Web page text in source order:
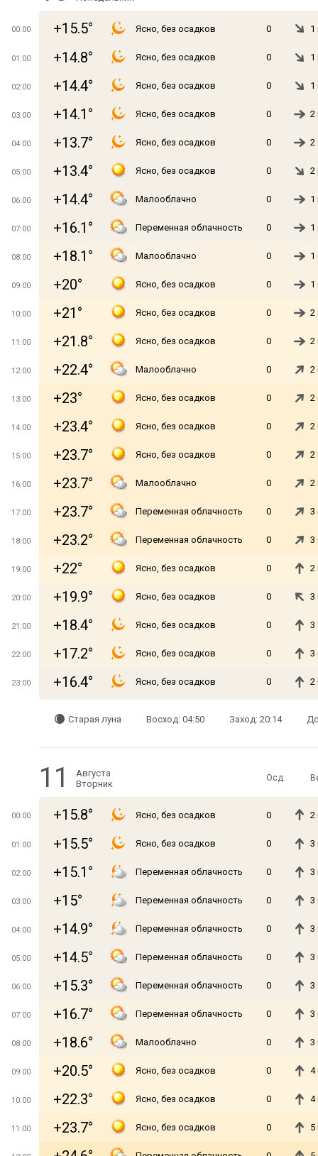
00:00 +15.5° Ясно, без осадков 0 1
01:00 +14.8° Ясно, без осадков 0 1
02:00 +14.4° Ясно, без осадков 0 1
03:00 +14.1° Ясно, без осадков 0 2
04:00 +13.7° Ясно, без осадков 0 2
05:00 +13.4° Ясно, без осадков 0 2
06:00 +14.4° Малооблачно 0 1
07:00 +16.1° Переменная облачность 0 1
08:00 +18.1° Малооблачно 0 1
09:00 +20° Ясно, без осадков 0 1
10:00 +21° Ясно, без осадков 0 2
11:00 +21.8° Ясно, без осадков 0 2
12:00 +22.4° Малооблачно 0 2
13:00 +23° Ясно, без осадков 0 2
14:00 +23.4° Ясно, без осадков 0 2
15:00 +23.7° Ясно, без осадков 0 2
16:00 +23.7° Малооблачно 0 2
17:00 +23.7° Переменная облачность 0 3
18:00 +23.2° Переменная облачность 0 3
19:00 +22° Ясно, без осадков 0 2
20:00 +19.9° Ясно, без осадков 0 3
21:00 +18.4° Ясно, без осадков 0 3
22:00 +17.2° Ясно, без осадков 0 3
23:00 +16.4° Ясно, без осадков 0 2
Старая луна Восход: 04:50 Заход: 20:14
11
Августа
Вторник
Осд.
00:00 +15.8° Ясно, без осадков 0 2
01:00 +15.5° Ясно, без осадков 0 3
02:00 +15.1° Переменная облачность 0 3
03:00 +15° Переменная облачность 0 3
04:00 +14.9° Переменная облачность 0 3
05:00 +14.5° Переменная облачность 0 3
06:00 +15.3° Переменная облачность 0 3
07:00 +16.7° Переменная облачность 0 3
08:00 +18.6° Малооблачно 0 3
09:00 +20.5° Ясно, без осадков 0 4
10:00 +22.3° Ясно, без осадков 0 4
11:00 +23.7° Ясно, без осадков 0 5